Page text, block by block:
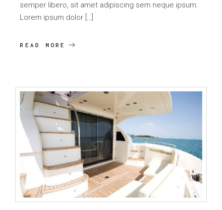
semper libero, sit amet adipiscing sem neque ipsum.
Lorem ipsum dolor […]
READ MORE